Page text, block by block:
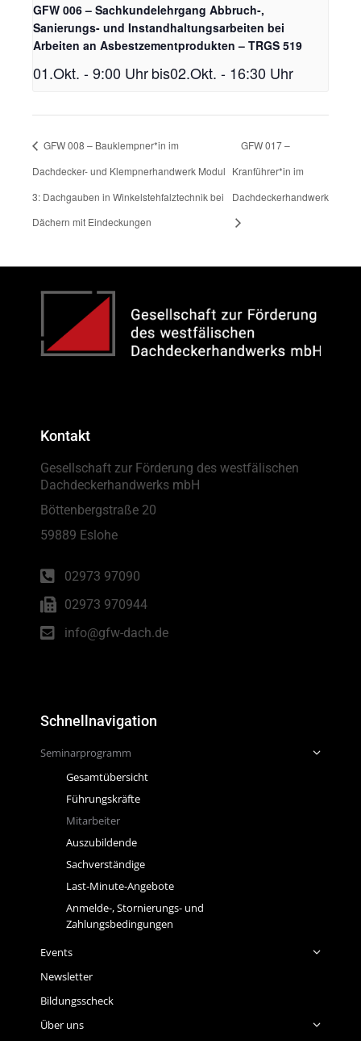
GFW 006 – Sachkundelehrgang Abbruch-,
Sanierungs- und Instandhaltungsarbeiten bei
Arbeiten an Asbestzementprodukten – TRGS 519
01.Okt. - 9:00 Uhrbis02.Okt. - 16:30 Uhr
GFW 008 – Bauklempner*in im
Dachdecker- und Klempnerhandwerk Modul
3: Dachgauben in Winkelstehfalztechnik bei
Dächern mit Eindeckungen
GFW 017 –
Kranführer*in im
Dachdeckerhandwerk
Kontakt
Gesellschaft zur Förderung des westfälischen
Dachdeckerhandwerks mbH
Böttenbergstraße 20
59889 Eslohe
02973 97090
02973 970944
info@gfw-dach.de
Schnellnavigation
Seminarprogramm
Gesamtübersicht
Führungskräfte
Mitarbeiter
Auszubildende
Sachverständige
Last-Minute-Angebote
Anmelde-, Stornierungs- und
Zahlungsbedingungen
Events
Newsletter
Bildungsscheck
Über uns